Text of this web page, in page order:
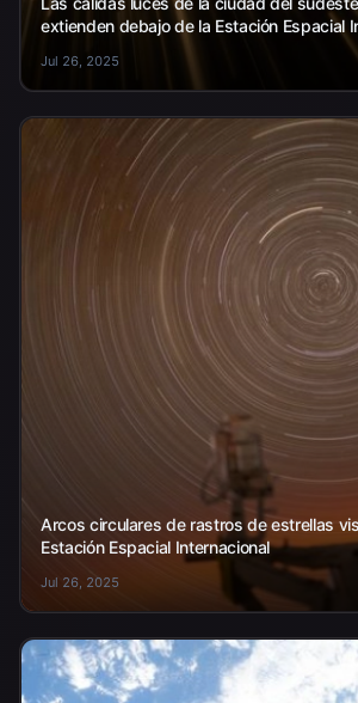
extienden debajo de la Estación Espacial
Jul 26, 2025
Arcos circulares de rastros de estrellas
Estación Espacial Internacional
Jul 26, 2025